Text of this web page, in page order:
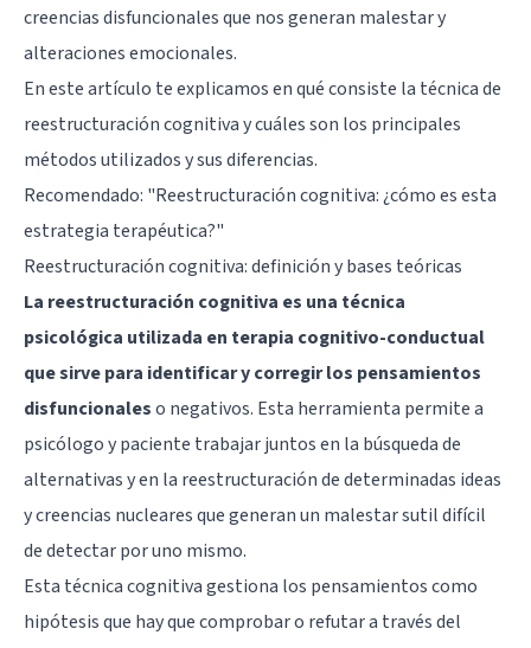
creencias disfuncionales que nos generan malestar y
alteraciones emocionales.
En este artículo te explicamos en qué consiste la técnica de
reestructuración cognitiva y cuáles son los principales
métodos utilizados y sus diferencias.
Recomendado: "Reestructuración cognitiva: ¿cómo es esta
estrategia terapéutica?"
Reestructuración cognitiva: definición y bases teóricas
La reestructuración cognitiva es una técnica
psicológica utilizada en terapia cognitivo-conductual
que sirve para identificar y corregir los pensamientos
disfuncionaleso negativos. Esta herramienta permite a
psicólogo y paciente trabajar juntos en la búsqueda de
alternativas y en la reestructuración de determinadas ideas
y creencias nucleares que generan un malestar sutil difícil
de detectar por uno mismo.
Esta técnica cognitiva gestiona los pensamientos como
hipótesis que hay que comprobar o refutar a través del